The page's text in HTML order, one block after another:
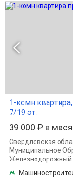
1-комн
7/19 эт.
39 000 ₽ в
Свердловская
Муниципальное
Железнодорожный